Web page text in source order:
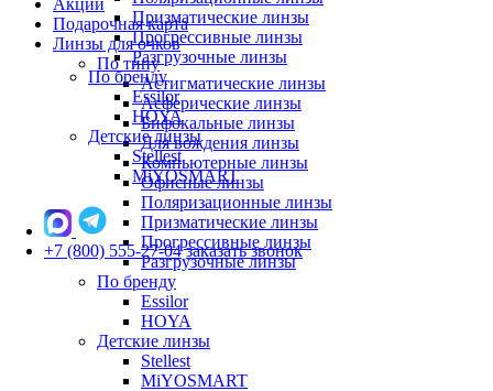
Акции
Подарочная карта
Линзы для очков
По типу
Астигматические линзы
Асферические линзы
Бифокальные линзы
Для вождения линзы
Компьютерные линзы
Офисные линзы
Поляризационные линзы
Призматические линзы
Прогрессивные линзы
Разгрузочные линзы
По бренду
Essilor
HOYA
Детские линзы
Stellest
MiYOSMART
Призматические линзы
Прогрессивные линзы
Разгрузочные линзы
По бренду
Essilor
HOYA
Детские линзы
Stellest
MiYOSMART
+7 (800) 555-27-04 заказать звонок